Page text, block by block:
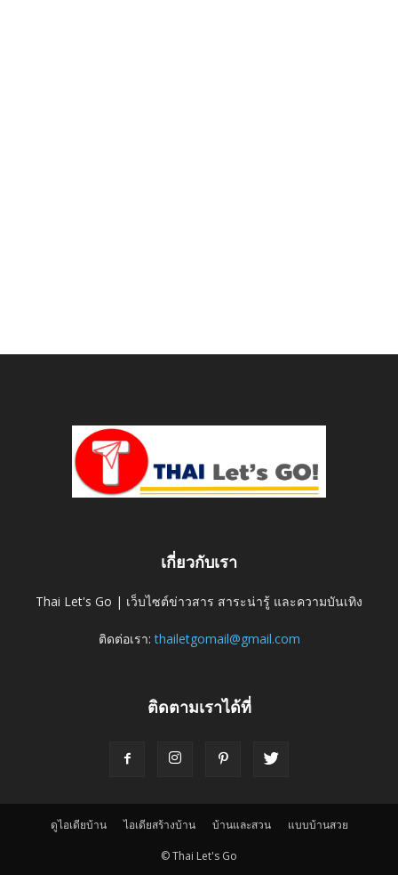
เกี่ยวกับเรา
Thai Let's Go | เว็บไซต์ข่าวสาร สาระน่ารู้ และความบันเทิง
ติดต่อเรา:thailetgomail@gmail.com
ติดตามเราได้ที่
ดูไอเดียบ้าน ไอเดียสร้างบ้าน บ้านและสวน แบบบ้านสวย
© Thai Let's Go